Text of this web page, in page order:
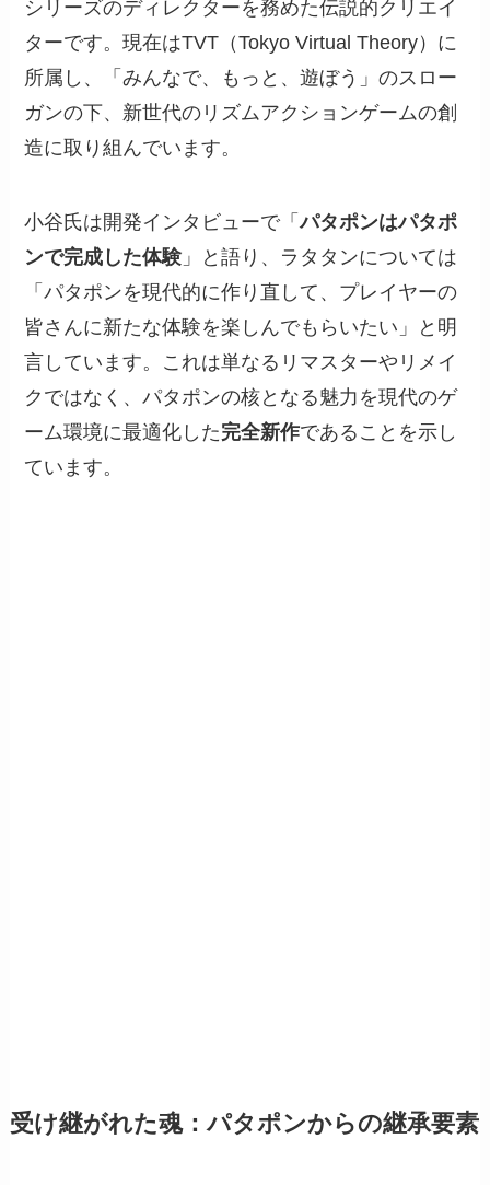
シリーズのディレクターを務めた伝説的クリエイ
ターです。現在はTVT（Tokyo Virtual Theory）に
所属し、「みんなで、もっと、遊ぼう」のスロー
ガンの下、新世代のリズムアクションゲームの創
造に取り組んでいます。
小谷氏は開発インタビューで「パタポンはパタポ
ンで完成した体験 」と語り、ラタタンについては
「パタポンを現代的に作り直して、プレイヤーの
皆さんに新たな体験を楽しんでもらいたい」と明
言しています。これは単なるリマスターやリメイ
クではなく、パタポンの核となる魅力を現代のゲ
ーム環境に最適化した完全新作であることを示し
ています。
受け継がれた魂：パタポンからの継承要素